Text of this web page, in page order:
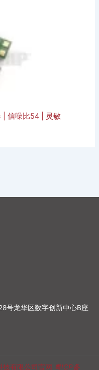
| 信噪比54 | 灵敏
号龙华区数字创新中心B座
技有限公司官网 粤ICP备